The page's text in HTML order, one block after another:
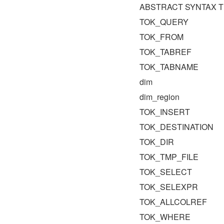
ABSTRACT SYNTAX
TOK_QUERY
TOK_FROM
TOK_TABREF
TOK_TABNAME
dim
dim_region
TOK_INSERT
TOK_DESTINATION
TOK_DIR
TOK_TMP_FILE
TOK_SELECT
TOK_SELEXPR
TOK_ALLCOLREF
TOK_WHERE